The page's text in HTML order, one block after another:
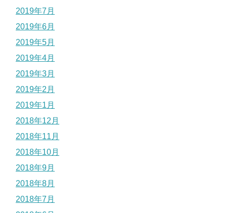
2019年7月
2019年6月
2019年5月
2019年4月
2019年3月
2019年2月
2019年1月
2018年12月
2018年11月
2018年10月
2018年9月
2018年8月
2018年7月